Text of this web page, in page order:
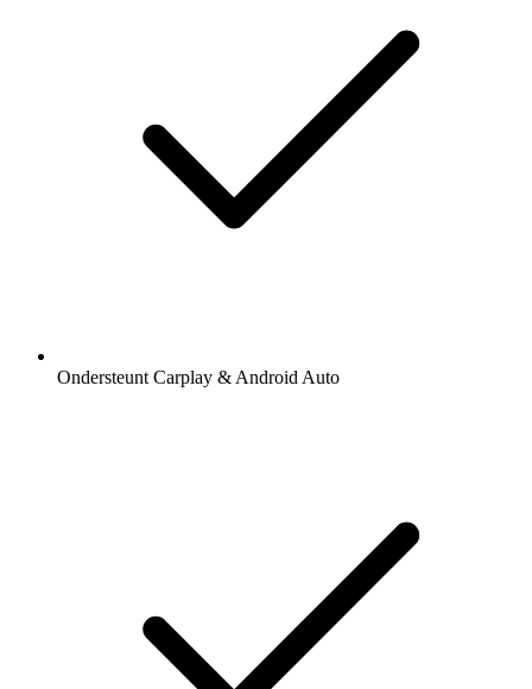
Ondersteunt Carplay & Android Auto